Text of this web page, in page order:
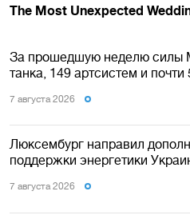
За прошедшую неделю силы
танка, 149 артсистем и
7 августа 2026
Люксембург направил
поддержки энергетики
7 августа 2026